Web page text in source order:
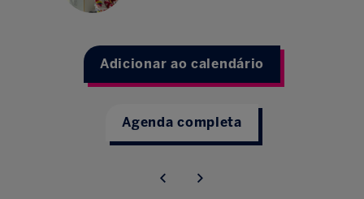
Adicionar ao calendário
Agenda completa